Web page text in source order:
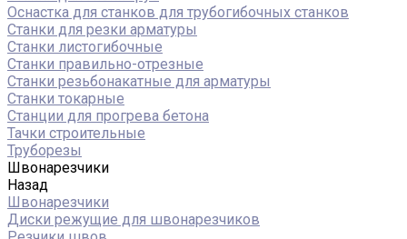
Оснастка для станков для трубогибочных станков
Станки для резки арматуры
Станки листогибочные
Станки правильно-отрезные
Станки резьбонакатные для арматуры
Станки токарные
Станции для прогрева бетона
Тачки строительные
Труборезы
Швонарезчики
Назад
Швонарезчики
Диски режущие для швонарезчиков